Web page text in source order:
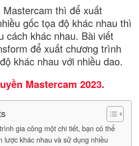
Mastercam thì để xuất
gốc tọa độ khác nhau thì
cách khác nhau. Bài viết
để xuất chương trình
khác nhau với nhiều dao.
Mastercam 2023.
gia công một chi tiết, bạn có thể
lược khác nhau và sử dụng nhiều